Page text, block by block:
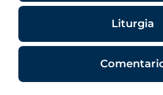
Liturgia